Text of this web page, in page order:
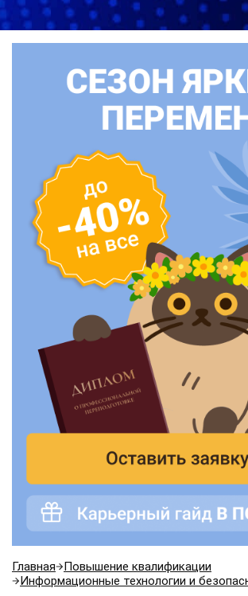
Главная
Повышение квалификации
Информационные технологии и